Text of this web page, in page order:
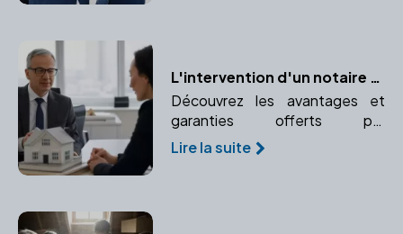
L'intervention d'un notaire dans votre projet immobilier : avantages et garanties
Découvrez les avantages et
garanties offerts par
l'intervention d'un notaire dans
votre projet immobilier.
Lire la suite